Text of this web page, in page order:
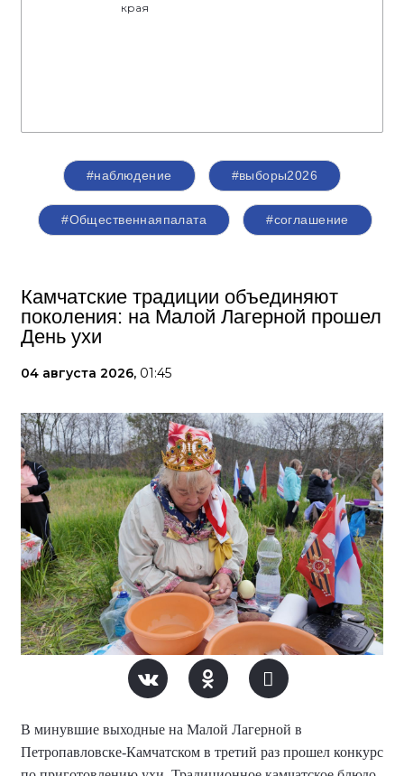
края
#наблюдение #выборы2026
#Общественнаяпалата #соглашение
Камчатские традиции объединяют
поколения: на Малой Лагерной прошел
День ухи
04 августа 2026, 01:45
В минувшие выходные на Малой Лагерной в
Петропавловске-Камчатском в третий раз прошел конкурс